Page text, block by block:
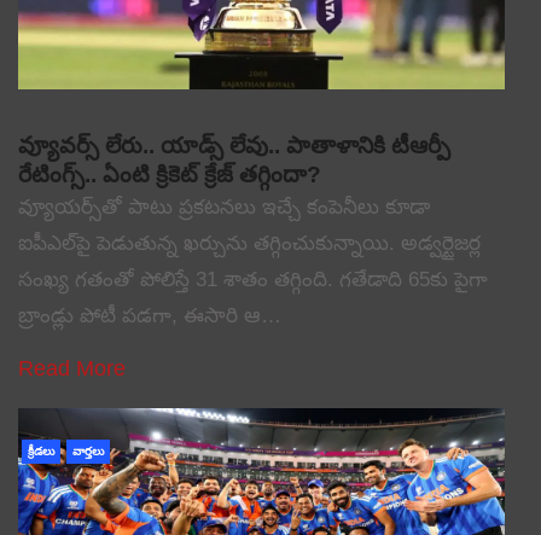
వ్యూవర్స్ లేరు.. యాడ్స్ లేవు.. పాతాళానికి టీఆర్పీ
రేటింగ్స్.. ఏంటి క్రికెట్ క్రేజ్ తగ్గిందా?
వ్యూయర్స్‌తో పాటు ప్రకటనలు ఇచ్చే కంపెనీలు కూడా
ఐపీఎల్‌పై పెడుతున్న ఖర్చును తగ్గించుకున్నాయి. అడ్వర్టైజర్ల
సంఖ్య గతంతో పోలిస్తే 31 శాతం తగ్గింది. గతేడాది 65కు పైగా
బ్రాండ్లు పోటీ పడగా, ఈసారి ఆ…
Read More
క్రీడలు వార్తలు